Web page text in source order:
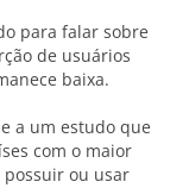
para falar sobre
de usuários
baixa.
a um estudo que
com o maior
ou usar